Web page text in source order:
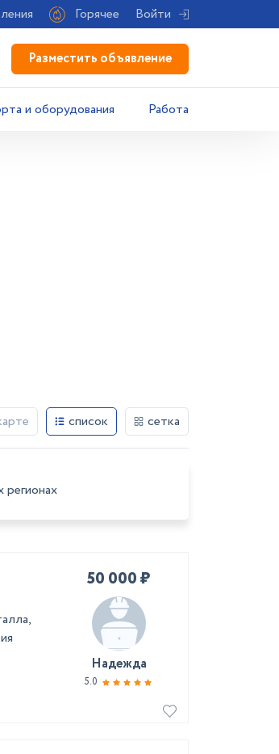
Горячее Войти
Разместить объявление
и оборудования Работа
список сетка
регионах
50 000 ₽
Надежда
5.0